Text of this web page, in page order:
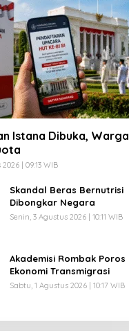
Istana Dibuka, Warga
| 09:13 WIB
Skandal Beras Bernutrisi
Dibongkar Negara
Senin, 3 Agustus 2026 | 10:11 WIB
Akademisi Rombak Poros
Ekonomi Transmigrasi
Sabtu, 1 Agustus 2026 | 10:17 WIB